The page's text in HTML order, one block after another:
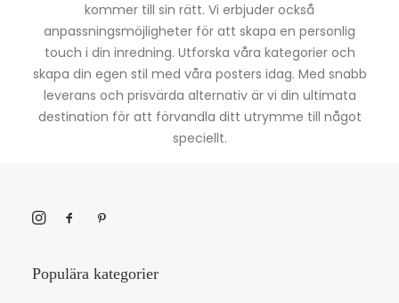
kommer till sin rätt. Vi erbjuder också
anpassningsmöjligheter för att skapa en personlig
touch i din inredning. Utforska våra kategorier och
skapa din egen stil med våra posters idag. Med snabb
leverans och prisvärda alternativ är vi din ultimata
destination för att förvandla ditt utrymme till något
speciellt.
Populära kategorier